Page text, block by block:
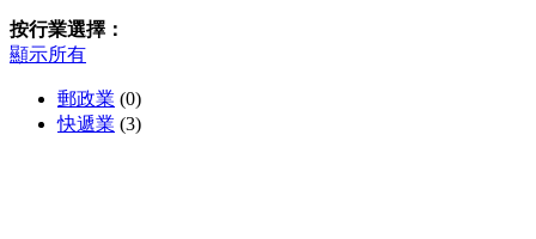
按行業選擇：
顯示所有
郵政業 (0)
快遞業 (3)